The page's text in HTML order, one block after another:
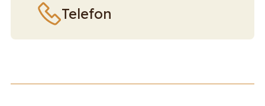
Telefon